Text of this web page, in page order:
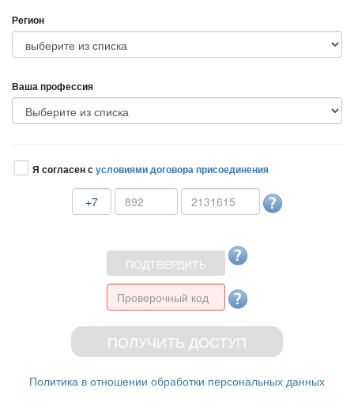
Регион
аша профессия
Я согласен сусловиями договора присоединения
+7
Политика в отношении обработки персональных данных